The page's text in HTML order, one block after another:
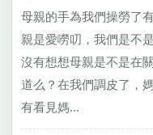
母親的手為我們操勞了
親是愛嘮叨，我們是不
沒有想想母親是不是在
道么？在我們調皮了，
有看見媽...